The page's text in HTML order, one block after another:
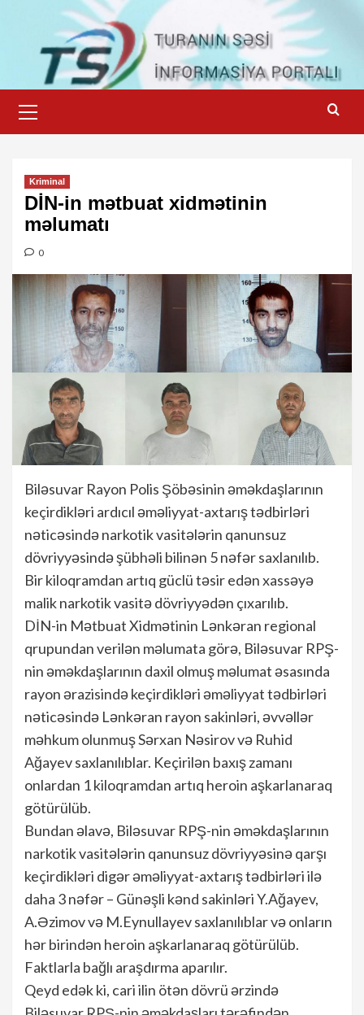
content
Menu
Kriminal
DİN-in mətbuat xidmətinin
məlumatı
0
Biləsuvar Rayon Polis Şöbəsinin əməkdaşlarının
keçirdikləri ardıcıl əməliyyat-axtarış tədbirləri
nəticəsində narkotik vasitələrin qanunsuz
dövriyyəsində şübhəli bilinən 5 nəfər saxlanılıb.
Bir kiloqramdan artıq güclü təsir edən xassəyə
malik narkotik vasitə dövriyyədən çıxarılıb.
DİN-in Mətbuat Xidmətinin Lənkəran regional
qrupundan verilən məlumata görə, Biləsuvar RPŞ-
nin əməkdaşlarının daxil olmuş məlumat əsasında
rayon ərazisində keçirdikləri əməliyyat tədbirləri
nəticəsində Lənkəran rayon sakinləri, əvvəllər
məhkum olunmuş Sərxan Nəsirov və Ruhid
Ağayev saxlanılıblar. Keçirilən baxış zamanı
onlardan 1 kiloqramdan artıq heroin aşkarlanaraq
götürülüb.
Bundan əlavə, Biləsuvar RPŞ-nin əməkdaşlarının
narkotik vasitələrin qanunsuz dövriyyəsinə qarşı
keçirdikləri digər əməliyyat-axtarış tədbirləri ilə
daha 3 nəfər – Günəşli kənd sakinləri Y.Ağayev,
A.Əzimov və M.Eynullayev saxlanılıblar və onların
hər birindən heroin aşkarlanaraq götürülüb.
Faktlarla bağlı araşdırma aparılır.
Qeyd edək ki, cari ilin ötən dövrü ərzində